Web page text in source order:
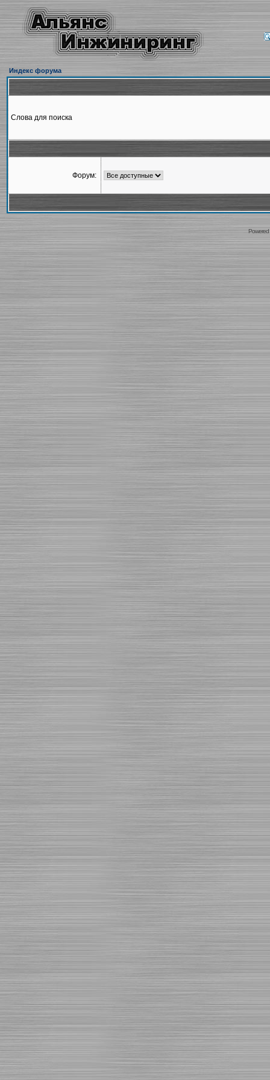
Индекс форума
Слова для поиска
Форум: